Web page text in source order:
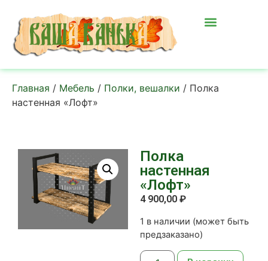
Главная / Мебель / Полки, вешалки / Полка
настенная «Лофт»
Полка
настенная
«Лофт»
4 900,00 ₽
1 в наличии (может быть
предзаказано)